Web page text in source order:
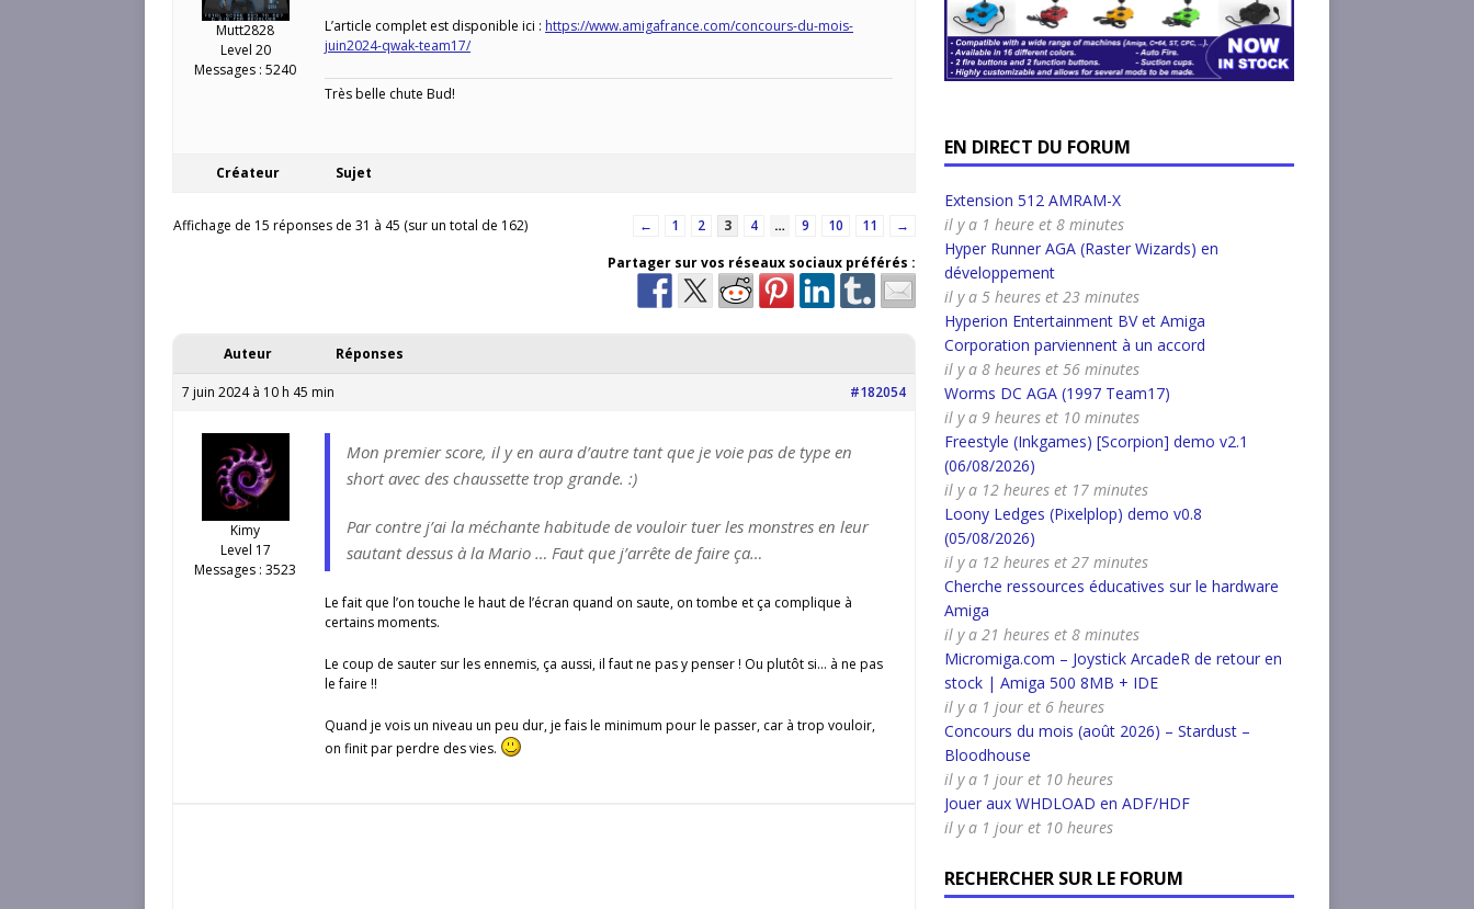
Mutt2828
Level 20
Messages : 5240
L’article complet est disponible ici : https://www.amigafrance.com/concours-du-mois-
juin2024-qwak-team17/
Très belle chute Bud!
Créateur Sujet
Affichage de 15 réponses de 31 à 45 (sur un total de 162) ← 1 2 3 4 … 9 10 11
→
Partager sur vos réseaux sociaux préférés :
Auteur Réponses
7 juin 2024 à 10 h 45 min #182054
Kimy
Level 17
Messages : 3523
Mon premier score, il y en aura d’autre tant que je voie pas de type en
short avec des chaussette trop grande. :)
Par contre j’ai la méchante habitude de vouloir tuer les monstres en leur
sautant dessus à la Mario … Faut que j’arrête de faire ça…
Le fait que l’on touche le haut de l’écran quand on saute, on tombe et ça complique à
certains moments.
Le coup de sauter sur les ennemis, ça aussi, il faut ne pas y penser ! Ou plutôt si… à ne pas
le faire !!
Quand je vois un niveau un peu dur, je fais le minimum pour le passer, car à trop vouloir,
on finit par perdre des vies.
EN DIRECT DU FORUM
Extension 512 AMRAM-X
il y a 1 heure et 8 minutes
Hyper Runner AGA (Raster Wizards) en
développement
il y a 5 heures et 23 minutes
Hyperion Entertainment BV et Amiga
Corporation parviennent à un accord
il y a 8 heures et 56 minutes
Worms DC AGA (1997 Team17)
il y a 9 heures et 10 minutes
Freestyle (Inkgames) [Scorpion] demo v2.1
(06/08/2026)
il y a 12 heures et 17 minutes
Loony Ledges (Pixelplop) demo v0.8
(05/08/2026)
il y a 12 heures et 27 minutes
Cherche ressources éducatives sur le hardware
Amiga
il y a 21 heures et 8 minutes
Micromiga.com – Joystick ArcadeR de retour en
stock | Amiga 500 8MB + IDE
il y a 1 jour et 6 heures
Concours du mois (août 2026) – Stardust –
Bloodhouse
il y a 1 jour et 10 heures
Jouer aux WHDLOAD en ADF/HDF
il y a 1 jour et 10 heures
RECHERCHER SUR LE FORUM